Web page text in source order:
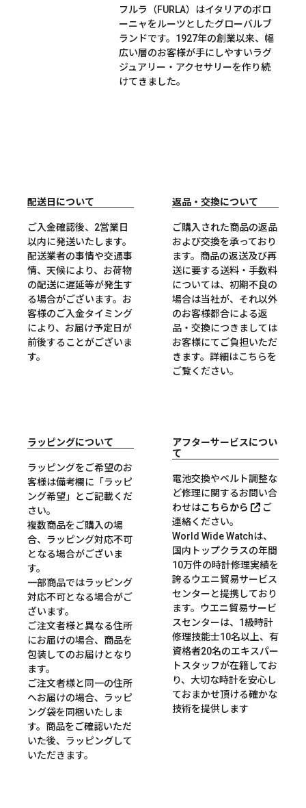
フルラ（FURLA）はイタリアのボロ
ーニャをルーツとしたグローバルブ
ランドです。1927年の創業以来、幅
広い層のお客様が手にしやすいラグ
ジュアリー・アクセサリーを作り続
けてきました。
配送日について
ご入金確認後、2営業日
以内に発送いたします。
配送業者の事情や交通事
情、天候により、お荷物
の配送に遅延等が発生す
る場合がございます。お
客様のご入金タイミング
により、お届け予定日が
前後することがございま
す。
返品・交換について
ご購入された商品の返品
および交換を承っており
ます。商品の返送及び再
送に要する送料・手数料
については、初期不良の
場合は当社が、それ以外
のお客様都合による返
品・交換につきましては
お客様にてご負担いただ
きます。詳細はこちらを
ご覧ください。
ラッピングについて
ラッピングをご希望のお
客様は備考欄に「ラッピ
ング希望」とご記載くだ
さい。
複数商品をご購入の場
合、ラッピング対応不可
となる場合がございま
す。
一部商品ではラッピング
対応不可となる場合がご
ざいます。
ご注文者様と異なる住所
にお届けの場合、商品を
包装してのお届けとなり
ます。
ご注文者様と同一の住所
へお届けの場合、ラッピ
ング袋を同梱いたしま
す。商品をご確認いただ
いた後、ラッピングして
いただきます。
アフターサービスについ
て
電池交換やベルト調整な
ど修理に関するお問い合
わせはこちらから
ご
連絡ください。
World Wide Watchは、
国内トップクラスの年間
10万件の時計修理実績を
誇るウエニ貿易サービス
センターと提携しており
ます。ウエニ貿易サービ
スセンターは、1級時計
修理技能士10名以上、有
資格者20名のエキスパー
トスタッフが在籍してお
り、大切な時計を安心し
ておまかせ頂ける確かな
技術を提供します